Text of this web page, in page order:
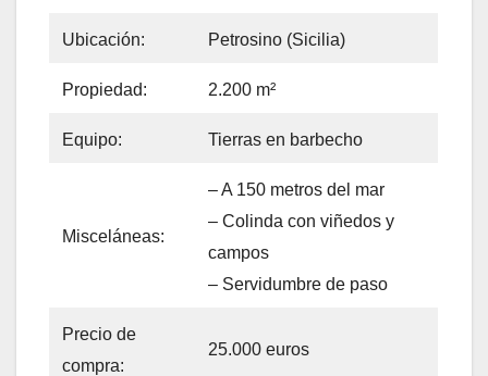
Ubicación: Petrosino (Sicilia)
Propiedad: 2.200 m²
Equipo: Tierras en barbecho
Misceláneas:
– A 150 metros del mar
– Colinda con viñedos y
campos
– Servidumbre de paso
Precio de
compra:
25.000 euros